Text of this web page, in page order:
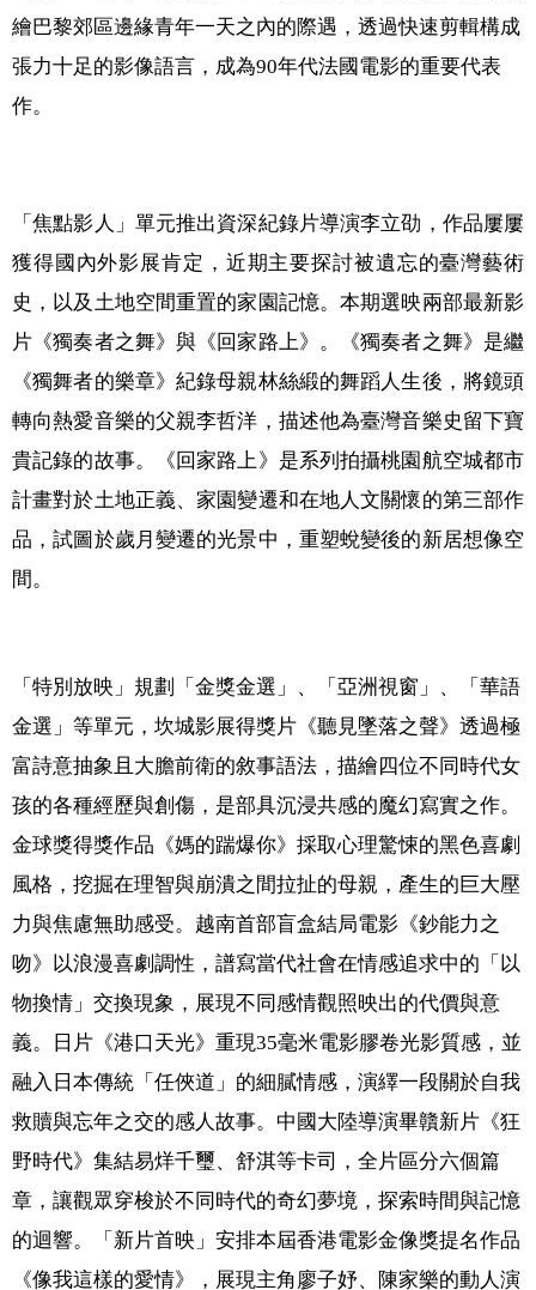
繪巴黎郊區邊緣青年一天之內的際遇，透過快速剪輯構成
張力十足的影像語言，成為90年代法國電影的重要代表
作。
「焦點影人」單元推出資深紀錄片導演李立劭，作品屢屢
獲得國內外影展肯定，近期主要探討被遺忘的臺灣藝術
史，以及土地空間重置的家園記憶。本期選映兩部最新影
片《獨奏者之舞》與《回家路上》。《獨奏者之舞》是繼
《獨舞者的樂章》紀錄母親林絲緞的舞蹈人生後，將鏡頭
轉向熱愛音樂的父親李哲洋，描述他為臺灣音樂史留下寶
貴記錄的故事。《回家路上》是系列拍攝桃園航空城都市
計畫對於土地正義、家園變遷和在地人文關懷的第三部作
品，試圖於歲月變遷的光景中，重塑蛻變後的新居想像空
間。
「特別放映」規劃「金獎金選」、「亞洲視窗」、「華語
金選」等單元，坎城影展得獎片《聽見墜落之聲》透過極
富詩意抽象且大膽前衛的敘事語法，描繪四位不同時代女
孩的各種經歷與創傷，是部具沉浸共感的魔幻寫實之作。
金球獎得獎作品《媽的踹爆你》採取心理驚悚的黑色喜劇
風格，挖掘在理智與崩潰之間拉扯的母親，產生的巨大壓
力與焦慮無助感受。越南首部盲盒結局電影《鈔能力之
吻》以浪漫喜劇調性，譜寫當代社會在情感追求中的「以
物換情」交換現象，展現不同感情觀照映出的代價與意
義。日片《港口天光》重現35毫米電影膠卷光影質感，並
融入日本傳統「任俠道」的細膩情感，演繹一段關於自我
救贖與忘年之交的感人故事。中國大陸導演畢贛新片《狂
野時代》集結易烊千璽、舒淇等卡司，全片區分六個篇
章，讓觀眾穿梭於不同時代的奇幻夢境，探索時間與記憶
的迴響。「新片首映」安排本屆香港電影金像獎提名作品
《像我這樣的愛情》，展現主角廖子妤、陳家樂的動人演